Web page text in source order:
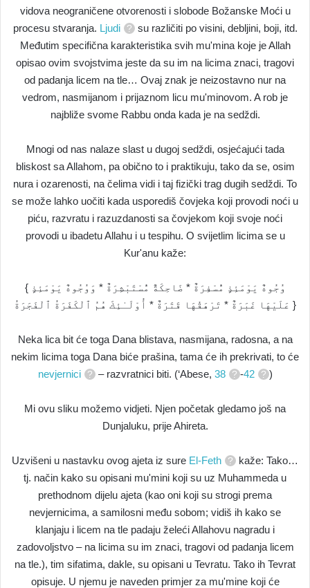
vidova neograničene otvorenosti i slobode Božanske Moći u
procesu stvaranja. Ljudi
su različiti po visini, debljini, boji, itd.
Međutim specifična karakteristika svih mu'mina koje je Allah
opisao ovim svojstvima jeste da su im na licima znaci, tragovi
od padanja licem na tle… Ovaj znak je neizostavno nur na
vedrom, nasmijanom i prijaznom licu mu'minovom. A rob je
najbliže svome Rabbu onda kada je na sedždi.
Mnogi od nas nalaze slast u dugoj sedždi, osjećajući tada
bliskost sa Allahom, pa obično to i praktikuju, tako da se, osim
nura i ozarenosti, na čelima vidi i taj fizički trag dugih sedždi. To
se može lahko uočiti kada usporediš čovjeka koji provodi noći u
piću, razvratu i razuzdanosti sa čovjekom koji svoje noći
provodi u ibadetu Allahu i u tespihu. O svijetlim licima se u
Kur'anu kaže:
{ وُجُوهٌ يَوْمَئِذٍ مُّسْفِرَةٌ * ضَاحِكَةٌ مُّسْتَبْشِرَةٌ * وَوُجُوهٌ يَوْمَئِذٍ
عَلَيْهَا غَبَرَةٌ * تَرْهَقُهَا قَتَرَةٌ * أُوْلَـٰئِكَ هُمُ ٱلْكَفَرَةُ ٱلْفَجَرَةُ }
Neka lica bit će toga Dana blistava, nasmijana, radosna, a na
nekim licima toga Dana biće prašina, tama će ih prekrivati, to će
nevjernici
– razvratnici biti. (‘Abese, 38 -42 )
Mi ovu sliku možemo vidjeti. Njen početak gledamo još na
Dunjaluku, prije Ahireta.
Uzvišeni u nastavku ovog ajeta iz sure El-Feth
kaže: Tako…
tj. način kako su opisani mu'mini koji su uz Muhammeda u
prethodnom dijelu ajeta (kao oni koji su strogi prema
nevjernicima, a samilosni među sobom; vidiš ih kako se
klanjaju i licem na tle padaju želeći Allahovu nagradu i
zadovoljstvo – na licima su im znaci, tragovi od padanja licem
na tle.), tim sifatima, dakle, su opisani u Tevratu. Tako ih Tevrat
opisuje. U njemu je naveden primjer za mu'mine koji će